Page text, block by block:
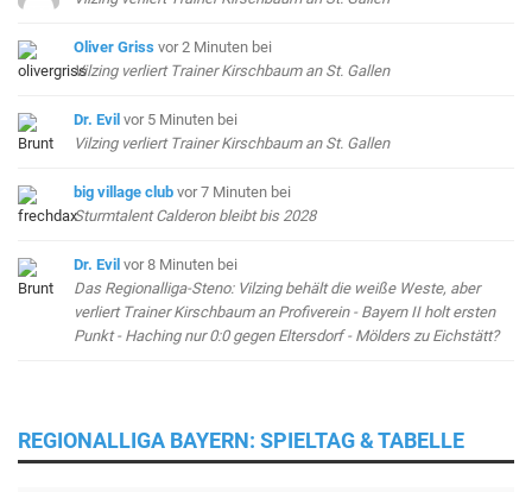
Oliver Griss vor 2 Minuten bei
Vilzing verliert Trainer Kirschbaum an St. Gallen
Dr. Evil vor 5 Minuten bei
Vilzing verliert Trainer Kirschbaum an St. Gallen
big village club vor 7 Minuten bei
Sturmtalent Calderon bleibt bis 2028
Dr. Evil vor 8 Minuten bei
Das Regionalliga-Steno: Vilzing behält die weiße Weste, aber
verliert Trainer Kirschbaum an Profiverein - Bayern II holt ersten
Punkt - Haching nur 0:0 gegen Eltersdorf - Mölders zu Eichstätt?
REGIONALLIGA BAYERN: SPIELTAG & TABELLE